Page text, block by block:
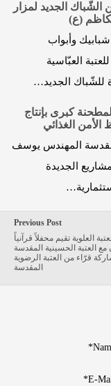
الشّباك الجديد لمزار
(ع)
وأبواب
العبّاسية
للشّباك الجديد…
كبرى بإنتاج
المهندس يوسف
الجديدة
Previous Post
العلوية تقيم محفلاً قرآنياً
مع العتبة الحسينية المقدسة
قرّاء من العتبة الرضوية
المقدسة
E-